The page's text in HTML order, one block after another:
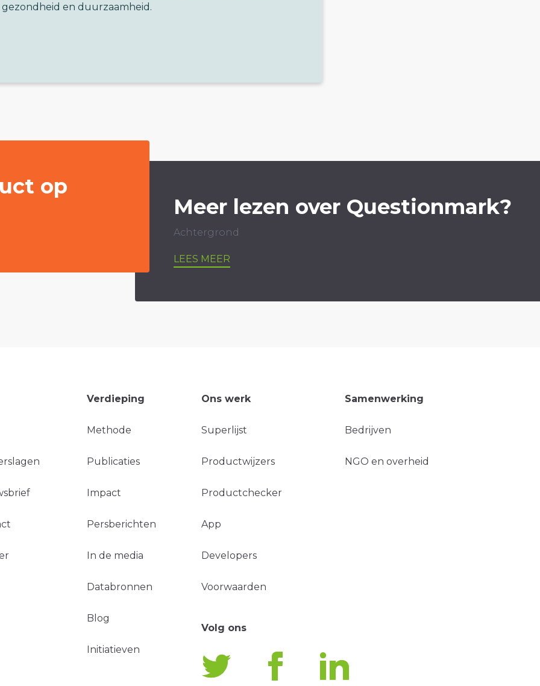
en duurzaamheid.
op
Meer lezen over Questionmark?
Achtergrond
LEES MEER
Verdieping
Methode
Publicaties
Impact
Persberichten
In de media
Databronnen
Blog
Initiatieven
Ons werk
Superlijst
Productwijzers
Productchecker
App
Developers
Voorwaarden
Samenwerking
Bedrijven
NGO en overheid
Volg ons